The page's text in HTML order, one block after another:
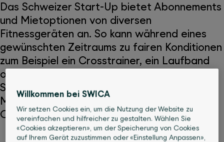
Das Schweizer Start-Up bietet Abonnements
und Mietoptionen von diversen
Fitnessgeräten an. So kann während eines
gewünschten Zeitraums zu fairen Konditionen
zum Beispiel ein Crosstrainer, ein Laufband
oder ein Rudergerät gemietet werden.
SWICA-Versicherte erhalten 20% auf
Mietraten aller Fitnessgeräte auf der RNTL
Onlineplattform.
Willkommen bei SWICA
Wir setzen Cookies ein, um die Nutzung der Website zu
vereinfachen und hilfreicher zu gestalten. Wählen Sie
«Cookies akzeptieren», um der Speicherung von Cookies
auf Ihrem Gerät zuzustimmen oder «Einstellung Anpassen»,